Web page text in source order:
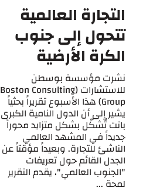
التجارة العالمية
تتحول إلى جنوب
الكرة الأرضية
نشرت مؤسسة بوسطن
للاستشارات (Boston Consulting
Group) هذا الأسبوع تقريراً بحثياً
يشير إلى أن الدول النامية الكبرى
باتت تُشكّل بشكل متزايد محوراً
جديداً في المشهد العالمي
الناشئ للتجارة. وبعيداً مؤقتاً عن
الجدل القائم حول تعريفات
"الجنوب العالمي"، يقدم التقرير
لمحة ...